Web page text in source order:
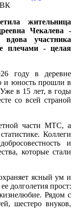
ВК
жительница
Чекалева -
участника
плечами - целая
году в деревне
и юность прошли в
в 15 лет, в годы
со всей страной
части МТС, а
Коллеги
и
которые стали
ясный ум и
долголетия прост:
Рядом с
шестеро внуков,